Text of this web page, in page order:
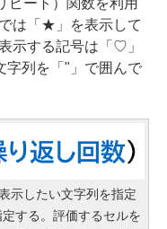
ピート）関数を利用
は「★」を表示して
示する記号は「♡」
字列を「"」で囲んで
示したい文字列を指定
する。評価するセルを